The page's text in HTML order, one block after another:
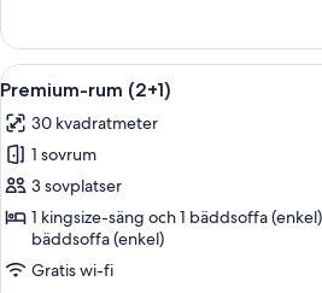
rum
Öppna
alla
foton
för
Premium-
rum
(2+1)
Ett
4
Premium-rum (2+1)
30 kvadratmeter
1 sovrum
3 sovplatser
1 kingsize-säng och 1 bäddsoffa
bäddsoffa (enkel)
Gratis wi-fi